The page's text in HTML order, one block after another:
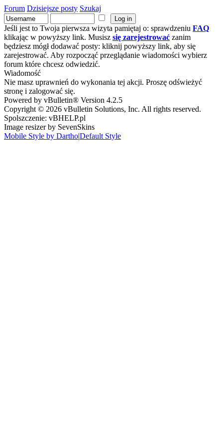
Forum Dzisiejsze posty Szukaj
Jeśli jest to Twoja pierwsza wizyta pamiętaj o: sprawdzeniu FAQ
klikając w powyższy link. Musisz się zarejestrować zanim
będziesz mógł dodawać posty: kliknij powyższy link, aby się
zarejestrować. Aby rozpocząć przeglądanie wiadomości wybierz
forum które chcesz odwiedzić.
Wiadomość
Nie masz uprawnień do wykonania tej akcji. Proszę odświeżyć
stronę i zalogować się.
Powered by vBulletin® Version 4.2.5
Copyright © 2026 vBulletin Solutions, Inc. All rights reserved.
Spolszczenie: vBHELP.pl
Image resizer by SevenSkins
Mobile Style by Dartho|Default Style